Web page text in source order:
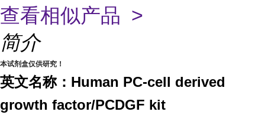
查看相似产品 >
简介
本试剂盒仅供研究！
英文名称：Human PC-cell derived
growth factor/PCDGF kit